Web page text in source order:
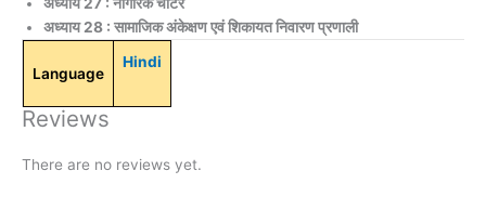
अध्याय 27 : नागरिक चार्टर
अध्याय 28 : सामाजिक अंकेक्षण एवं शिकायत निवारण प्रणाली
Language
Hindi
Reviews
There are no reviews yet.